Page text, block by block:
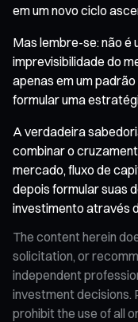
em um novo ciclo
Mas lembre-se: não é
imprevisibilidade do
apenas em um
formular uma
A verdadeira
combinar o
mercado, fluxo de
depois formular suas
investimento através
The content herein
solicitation, or
independent
investment decisions.
prohibit the use of all